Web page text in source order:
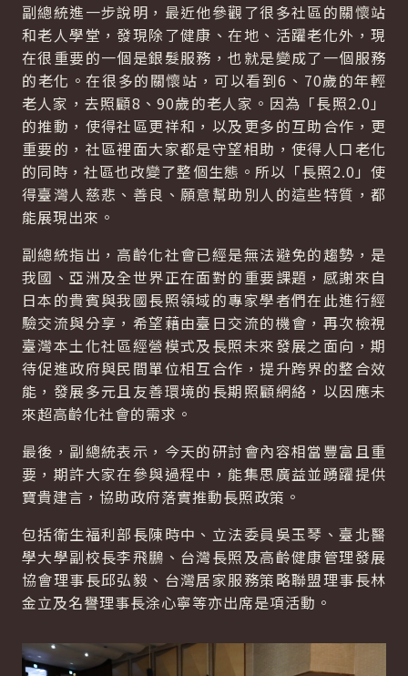
副總統進一步說明，最近他參觀了很多社區的關懷站
和老人學堂，發現除了健康、在地、活躍老化外，現
在很重要的一個是銀髮服務，也就是變成了一個服務
的老化。在很多的關懷站，可以看到6、70歲的年輕
老人家，去照顧8、90歲的老人家。因為「長照2.0」
的推動，使得社區更祥和，以及更多的互助合作，更
重要的，社區裡面大家都是守望相助，使得人口老化
的同時，社區也改變了整個生態。所以「長照2.0」使
得臺灣人慈悲、善良、願意幫助別人的這些特質，都
能展現出來。
副總統指出，高齡化社會已經是無法避免的趨勢，是
我國、亞洲及全世界正在面對的重要課題，感謝來自
日本的貴賓與我國長照領域的專家學者們在此進行經
驗交流與分享，希望藉由臺日交流的機會，再次檢視
臺灣本土化社區經營模式及長照未來發展之面向，期
待促進政府與民間單位相互合作，提升跨界的整合效
能，發展多元且友善環境的長期照顧網絡，以因應未
來超高齡化社會的需求。
最後，副總統表示，今天的研討會內容相當豐富且重
要，期許大家在參與過程中，能集思廣益並踴躍提供
寶貴建言，協助政府落實推動長照政策。
包括衛生福利部長陳時中、立法委員吳玉琴、臺北醫
學大學副校長李飛鵬、台灣長照及高齡健康管理發展
協會理事長邱弘毅、台灣居家服務策略聯盟理事長林
金立及名譽理事長涂心寧等亦出席是項活動。